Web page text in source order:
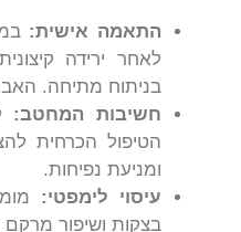
התאמה אישית:
לאחר ירידה
בניתוח מתיחה.
חשיבות המחטב:
הטיפול הכרחית
ומניעת נפיחות.
עיסוי לימפטי:
בצקות ושיפור מרקם